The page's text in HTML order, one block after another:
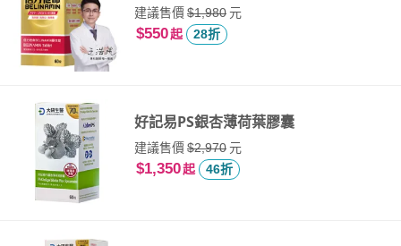
建議售價$1,980元
$550起 28折
好記易PS銀杏薄荷葉膠囊
建議售價$2,970元
$1,350起 46折